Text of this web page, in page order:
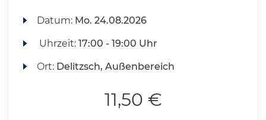
Datum: Mo. 24.08.2026
Uhrzeit:17:00 - 19:00 Uhr
Ort: Delitzsch, Außenbereich
11,50 €